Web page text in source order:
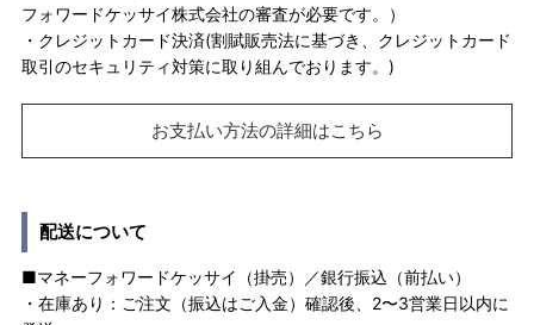
フォワードケッサイ株式会社の審査が必要です。）
・クレジットカード決済(割賦販売法に基づき、クレジットカード
取引のセキュリティ対策に取り組んでおります。)
お支払い方法の詳細はこちら
配送について
■マネーフォワードケッサイ（掛売）／銀行振込（前払い）
・在庫あり：ご注文（振込はご入金）確認後、2〜3営業日以内に